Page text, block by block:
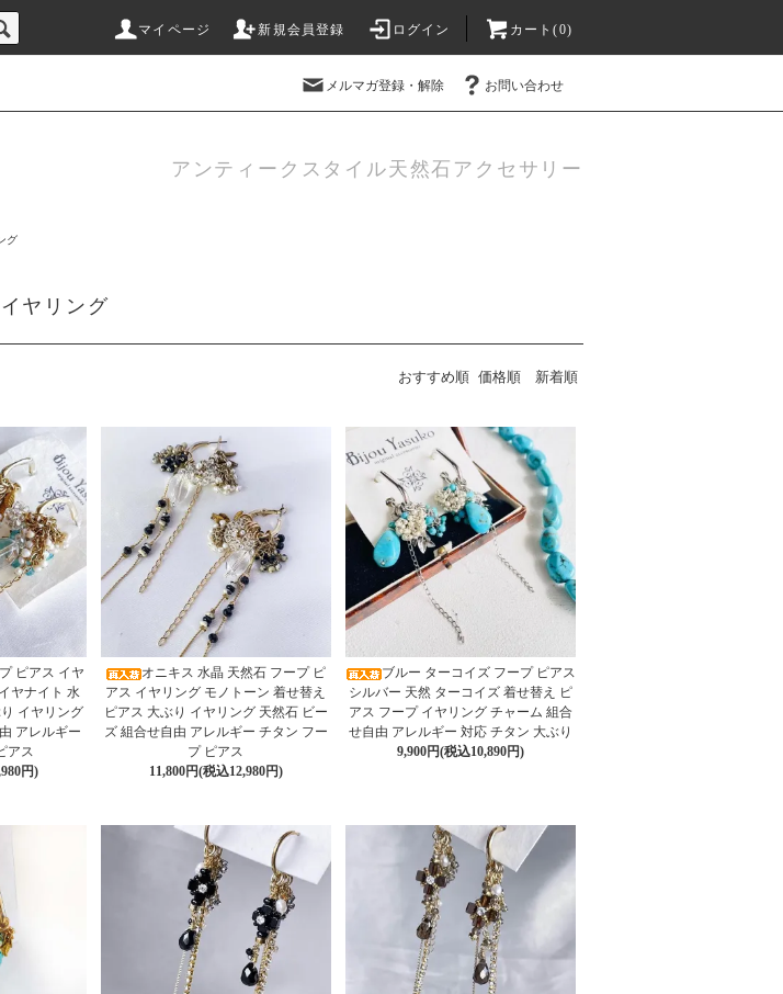
マイページ 新規会員登録 ログイン カート(0)
メルマガ登録・解除 お問い合わせ
アンティークスタイル天然石アクセサリー
グ
ヤリング
おすすめ順 価格順 新着順
ピアス イヤ
ヤナイト 水
イヤリング
アレルギー
アス
円)
オニキス 水晶 天然石 フープ ピ
アス イヤリング モノトーン 着せ替え
ピアス 大ぶり イヤリング 天然石 ビー
ズ 組合せ自由 アレルギー チタン フー
プ ピアス
11,800円(税込12,980円)
ブルー ターコイズ フープ ピアス
シルバー 天然 ターコイズ 着せ替え ピ
アス フープ イヤリング チャーム 組合
せ自由 アレルギー 対応 チタン 大ぶり
9,900円(税込10,890円)